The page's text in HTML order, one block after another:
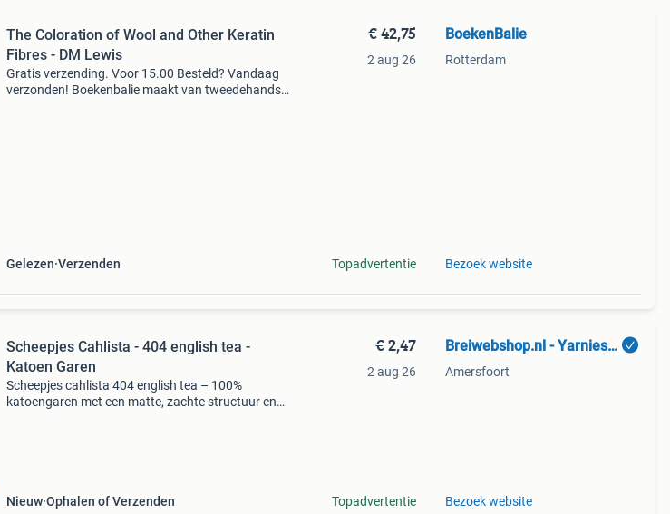
The Coloration of Wool and Other Keratin
Fibres - DM Lewis
Gratis verzending. Voor 15.00 Besteld? Vandaag
verzonden! Boekenbalie maakt van tweedehands
Gelezen Verzenden
€ 42,75
2 aug 26
Topadvertentie
BoekenBalie
Rotterdam
Bezoek website
Scheepjes Cahlista - 404 english tea -
Katoen Garen
Scheepjes cahlista 404 english tea – 100%
katoengaren met een matte, zachte structuur en
Nieuw Ophalen of Verzenden
€ 2,47
2 aug 26
Topadvertentie
Breiwebshop.nl - Yarnies B.V.
Amersfoort
Bezoek website